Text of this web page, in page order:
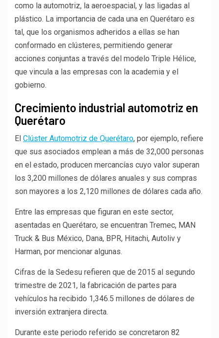
como la automotriz, la aeroespacial, y las ligadas al
plástico. La importancia de cada una en Querétaro es
tal, que los organismos adheridos a ellas se han
conformado en clústeres, permitiendo generar
acciones conjuntas a través del modelo Triple Hélice,
que vincula a las empresas con la academia y el
gobierno.
Crecimiento industrial automotriz en
Querétaro
El Clúster Automotriz de Querétaro, por ejemplo, refiere
que sus asociados emplean a más de 32,000 personas
en el estado, producen mercancías cuyo valor superan
los 3,200 millones de dólares anuales y sus compras
son mayores a los 2,120 millones de dólares cada año.
Entre las empresas que figuran en este sector,
asentadas en Querétaro, se encuentran Tremec, MAN
Truck & Bus México, Dana, BPR, Hitachi, Autoliv y
Harman, por mencionar algunas.
Cifras de la Sedesu refieren que de 2015 al segundo
trimestre de 2021, la fabricación de partes para
vehículos ha recibido 1,346.5 millones de dólares de
inversión extranjera directa.
Durante este periodo referido se concretaron 82